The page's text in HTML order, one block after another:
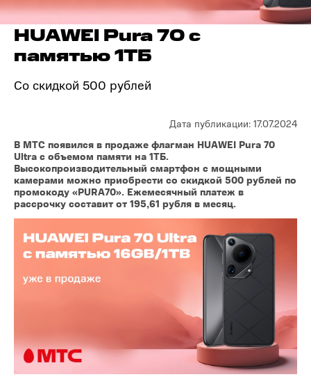
HUAWEI Pura 70 с
памятью 1ТБ
Со скидкой 500 рублей
Дата публикации: 17.07.2024
В МТС появился в продаже флагман HUAWEI Pura 70
Ultra с объемом памяти на 1ТБ.
Высокопроизводительный смартфон с мощными
камерами можно приобрести со скидкой 500 рублей по
промокоду «PURA70». Ежемесячный платеж в
рассрочку составит от 195,61 рубля в месяц.